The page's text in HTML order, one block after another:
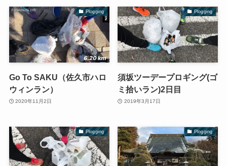
Plogging
Go To SAKU（佐久市ハロ
ウィンラン）
2020年11月2日
Plogging
須坂ツーデープロギング(ゴ
ミ拾いラン)2日目
2019年3月17日
Plogging Plogging